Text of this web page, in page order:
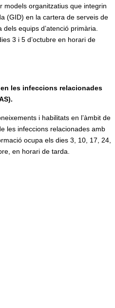
models organitzatius que integrin
(GID) en la cartera de serveis de
equips d’atenció primària.
3 i 5 d’octubre en horari de
les infeccions relacionades
i habilitats en l’àmbit de
les infeccions relacionades amb
ocupa els dies 3, 10, 17, 24,
en horari de tarda.